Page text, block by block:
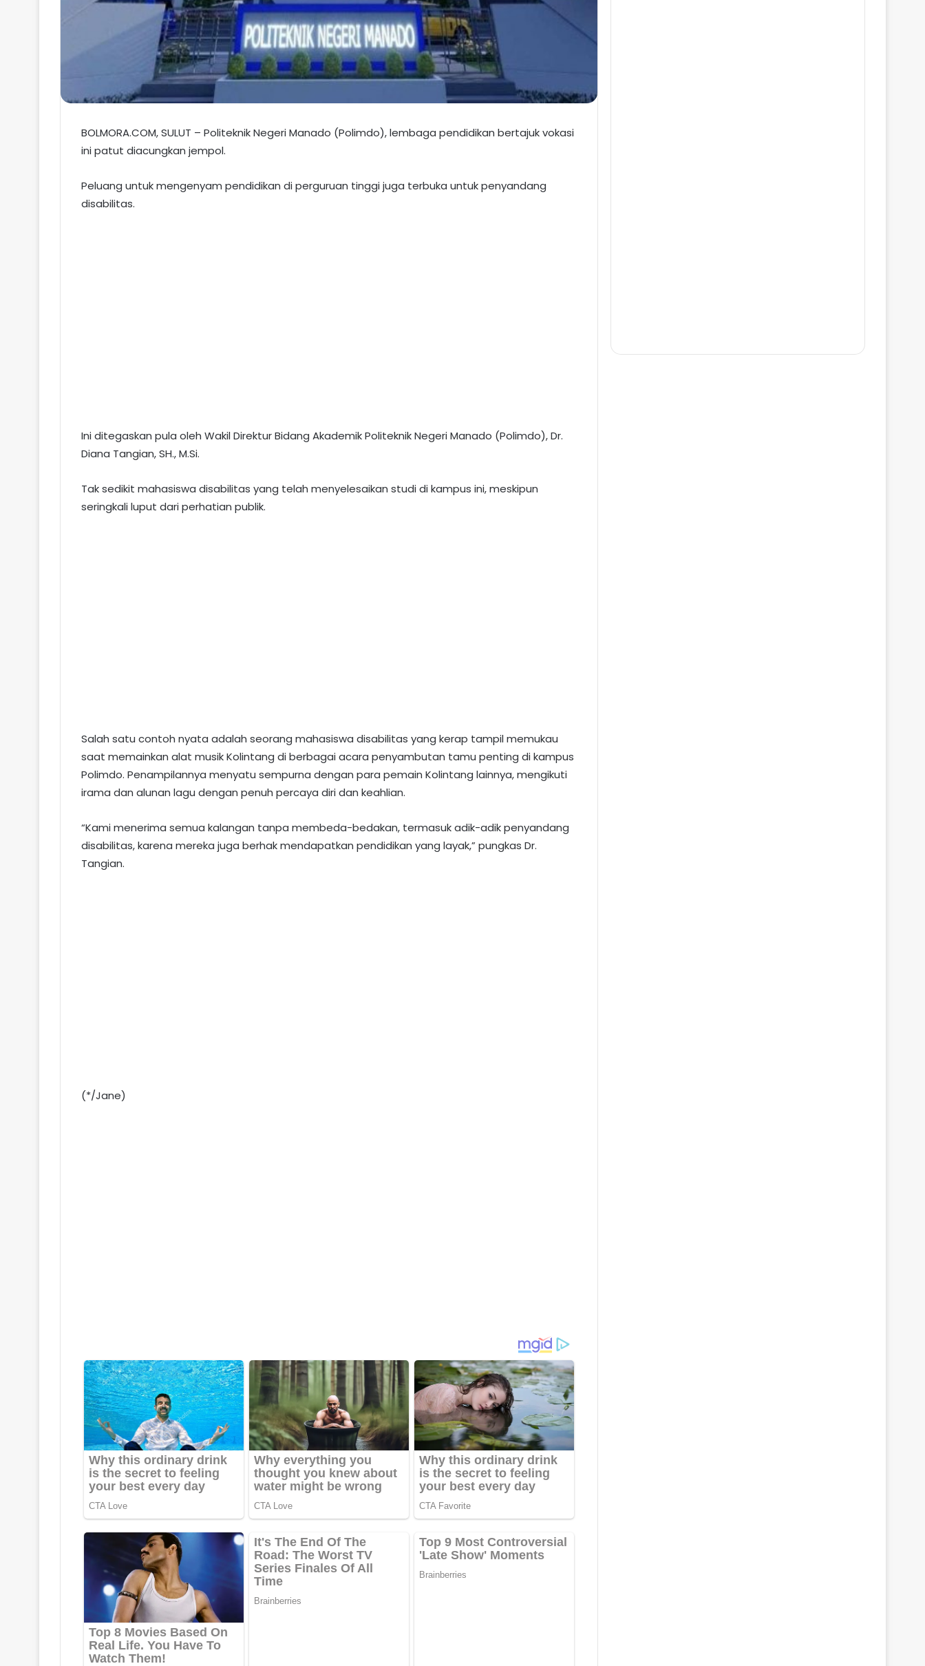
BOLMORA.COM, SULUT – Politeknik Negeri Manado (Polimdo), lembaga pendidikan bertajuk vokasi
ini patut diacungkan jempol.
Peluang untuk mengenyam pendidikan di perguruan tinggi juga terbuka untuk penyandang
disabilitas.
Ini ditegaskan pula oleh Wakil Direktur Bidang Akademik Politeknik Negeri Manado (Polimdo), Dr.
Diana Tangian, SH., M.Si.
Tak sedikit mahasiswa disabilitas yang telah menyelesaikan studi di kampus ini, meskipun
seringkali luput dari perhatian publik.
Salah satu contoh nyata adalah seorang mahasiswa disabilitas yang kerap tampil memukau
saat memainkan alat musik Kolintang di berbagai acara penyambutan tamu penting di kampus
Polimdo. Penampilannya menyatu sempurna dengan para pemain Kolintang lainnya, mengikuti
irama dan alunan lagu dengan penuh percaya diri dan keahlian.
“Kami menerima semua kalangan tanpa membeda-bedakan, termasuk adik-adik penyandang
disabilitas, karena mereka juga berhak mendapatkan pendidikan yang layak,” pungkas Dr.
Tangian.
(*/Jane)